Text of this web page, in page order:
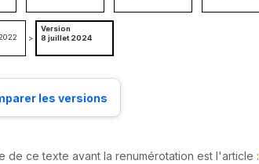
>
Version
8 juillet 2024
les versions
de ce texte avant la renumérotation est l'article :